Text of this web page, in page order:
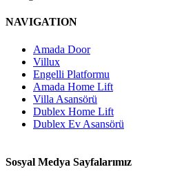
NAVIGATION
Amada Door
Villux
Engelli Platformu
Amada Home Lift
Villa Asansörü
Dublex Home Lift
Dublex Ev Asansörü
Sosyal Medya Sayfalarımız